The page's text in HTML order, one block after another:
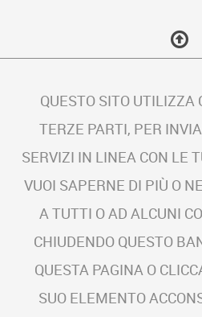
QUESTO SITO UTILIZZA
TERZE PARTI, PER
SERVIZI IN LINEA CON LE
VUOI SAPERNE DI PIÙ O
A TUTTI O AD ALCUNI
CHIUDENDO QUESTO
QUESTA PAGINA O
SUO ELEMENTO